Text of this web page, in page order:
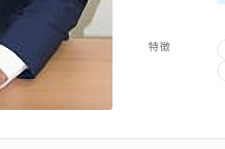
特徴